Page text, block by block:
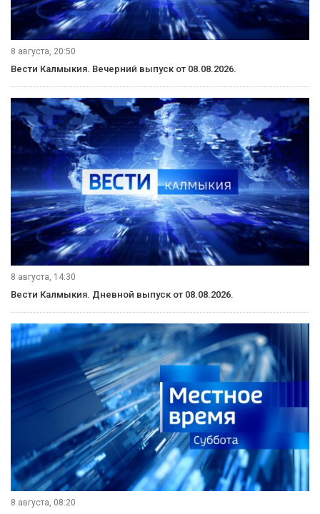
8 августа, 20:50
Вести Калмыкия. Вечерний выпуск от 08.08.2026.
8 августа, 14:30
Вести Калмыкия. Дневной выпуск от 08.08.2026.
8 августа, 08:20